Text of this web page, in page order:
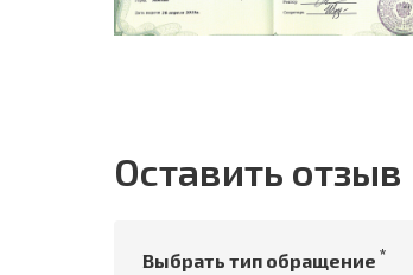
Оставить отзыв
Выбрать тип обращение *